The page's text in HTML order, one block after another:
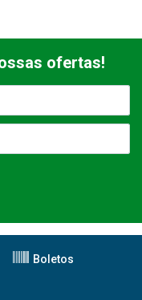
ofertas!
Boletos